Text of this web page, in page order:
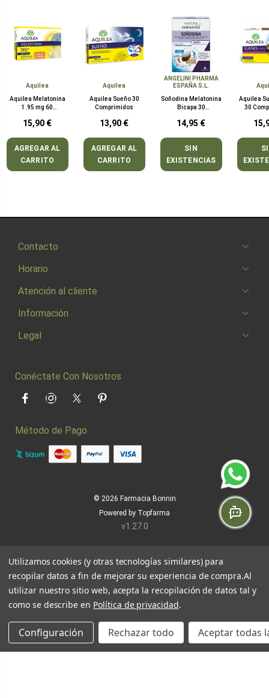
Aquilea
Aquilea Melatonina
1.95 mg 60
15,90 €
AGREGAR AL
CARRITO
Aquilea
Aquilea Sueño 30
Comprimidos
13,90 €
AGREGAR AL
CARRITO
ANGELINI PHARMA
ESPAÑA S.L.
Soñodina Melatonina
Bicapa 30
14,95 €
SIN
EXISTENCIAS
Aquilea
30
Contacto
Horario
Atención al cliente
Información
Legal
Conéctate Con Nosotros
FacebookInstagramTwitter Pinterest
Método de Pago
© 2026 Farmacia Bonnin
Powered by Topfarma
v1.27.0
Utilizamos cookies (y otras tecnologías similares) para
recopilar datos a fin de mejorar su experiencia de compra.Al
utilizar nuestro sitio web, acepta la recopilación de datos tal y
como se describe en Política de privacidad.
Configuración Rechazar todo Aceptar todas